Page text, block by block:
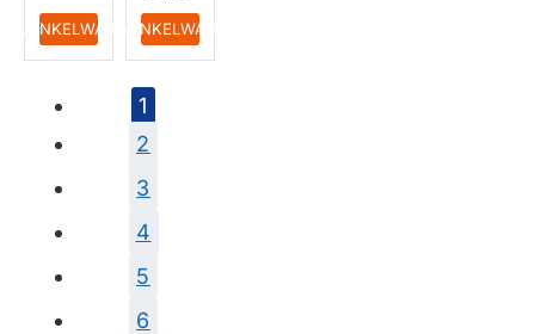
IN WINKELWAGEN
Type
F196
IN WINKELWAGEN
1
2
3
4
5
6